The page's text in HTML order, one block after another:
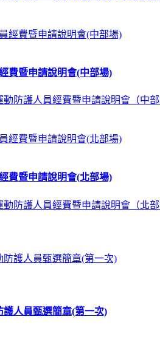
費暨申請說明會(中部場)
防護人員經費暨申請說明會（中
費暨申請說明會(北部場)
防護人員經費暨申請說明會（北
護人員甄選簡章(第一次)